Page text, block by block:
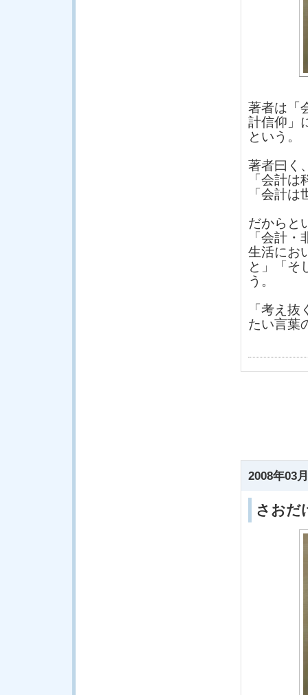
著者は「
計信仰」
という。
著者曰く
「会計
「会計
だからと
「会計
生活にお
と」「そ
う。
「考え
たい言葉
2008年03
さおだ